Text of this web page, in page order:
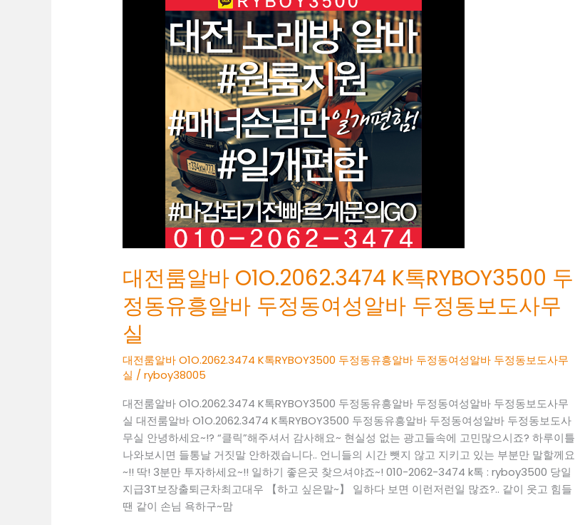
대전룸알바 O1O.2062.3474 K톡RYBOY3500 두
정동유흥알바 두정동여성알바 두정동보도사무
실
대전룸알바 O1O.2062.3474 K톡RYBOY3500 두정동유흥알바 두정동여성알바 두정동보도사무
실 /ryboy38005
대전룸알바 O1O.2062.3474 K톡RYBOY3500 두정동유흥알바 두정동여성알바 두정동보도사무
실 대전룸알바 O1O.2062.3474 K톡RYBOY3500 두정동유흥알바 두정동여성알바 두정동보도사
무실 안녕하세요~!? “클릭”해주셔서 감사해요~ 현실성 없는 광고들속에 고민많으시죠? 하루이틀
나와보시면 들통날 거짓말 안하겠습니다.. 언니들의 시간 뺏지 않고 지키고 있는 부분만 말할께요
~!! 딱! 3분만 투자하세요~!! 일하기 좋은곳 찾으셔야죠~! 010-2062-3474 k톡 : ryboy3500 당일
지급3T보장출퇴근차최고대우 【하고 싶은말~】 일하다 보면 이런저런일 많죠?.. 같이 웃고 힘들
땐 같이 손님 욕하구~맘
O1O.2062.3474
RYBOY3500
두
동
여
성
알
바
정
동
보
도
사
무
실